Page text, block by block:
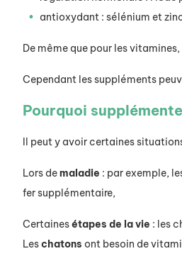
antioxydant : sélénium et
De même que pour les
Cependant les suppléments
Pourquoi
Il peut y avoir certaines
Lors demaladie : par exemple,
fer supplémentaire,
Certainesétapes de la vie : les
Leschatons ont besoin de